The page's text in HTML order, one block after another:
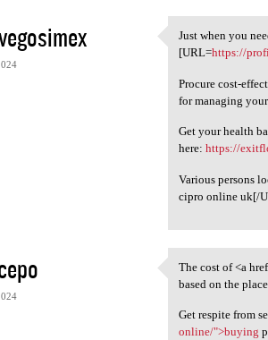
Just when
Just when you
[URL=https://
Procure cost-
for managing
Get your health
here:https://
Various persons
cipro online uk[/
The cost of
The cost of <a
based on the
Get respite from
online/">buying